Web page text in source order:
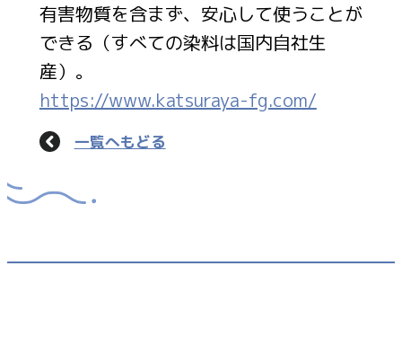
有害物質を含まず、安心して使うことが
できる（すべての染料は国内自社生
産）。
https://www.katsuraya-fg.com/
一覧へもどる